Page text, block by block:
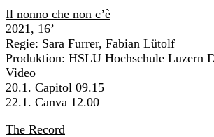
Il nonno che non c’è
2021, 16’
Regie: Sara Furrer, Fabian Lütolf
Produktion: HSLU Hochschule Luzern
Video
20.1. Capitol 09.15
22.1. Canva 12.00
The Record